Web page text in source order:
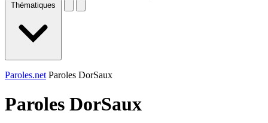
Thématiques
Paroles.net Paroles DorSaux
Paroles DorSaux